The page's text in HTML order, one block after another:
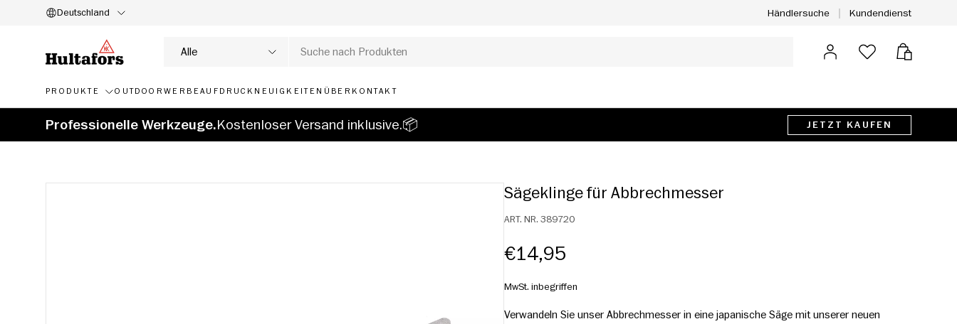
Deutschland Händlersuche Kundendienst
Suche
Produkttyp
Alle Anmelden Tasche
PRODUKTE OUTDOORWERBEAUFDRUCK NEUIGKEITEN ÜBER KONTAKT
Professionelle Werkzeuge.Kostenloser Versand inklusive.📦 JETZT KAUFEN
Sägeklinge für Abbrechmesser
ART. NR. 389720
€14,95
MwSt. inbegriffen
Verwandeln Sie unser Abbrechmesser in eine japanische Säge mit unserer neuen